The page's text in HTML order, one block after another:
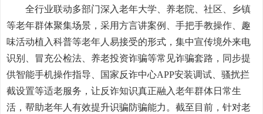
全行业联动多部门深入老年大学、养老院、社区、乡镇
等老年群体聚集场景，采用方言讲案例、手把手教操作、趣
味活动植入科普等老年人易接受的形式，集中宣传境外来电
识别、冒充公检法、养老投资诈骗等常见诈骗套路，同步提
供智能手机操作指导、国家反诈中心APP安装调试、骚扰拦
截设置等适老服务，让反诈知识真正融入老年群体日常生
活，帮助老年人有效提升识骗防骗能力。截至目前，针对老